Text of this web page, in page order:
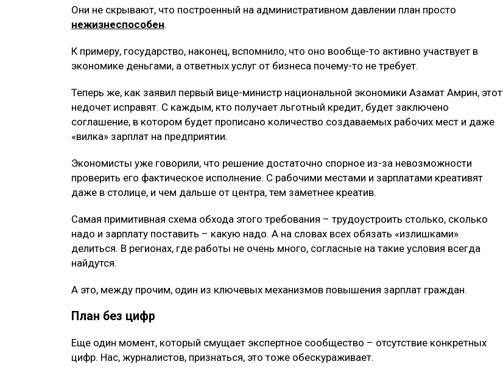
Они не скрывают, что построенный на административном давлении план просто
нежизнеспособен.
К примеру, государство, наконец, вспомнило, что оно вообще-то активно участвует в
экономике деньгами, а ответных услуг от бизнеса почему-то не требует.
Теперь же, как заявил первый вице-министр национальной экономики Азамат Амрин, этот
недочет исправят. С каждым, кто получает льготный кредит, будет заключено
соглашение, в котором будет прописано количество создаваемых рабочих мест и даже
«вилка» зарплат на предприятии.
Экономисты уже говорили, что решение достаточно спорное из-за невозможности
проверить его фактическое исполнение. С рабочими местами и зарплатами креативят
даже в столице, и чем дальше от центра, тем заметнее креатив.
Самая примитивная схема обхода этого требования – трудоустроить столько, сколько
надо и зарплату поставить – какую надо. А на словах всех обязать «излишками»
делиться. В регионах, где работы не очень много, согласные на такие условия всегда
найдутся.
А это, между прочим, один из ключевых механизмов повышения зарплат граждан.
План без цифр
Еще один момент, который смущает экспертное сообщество – отсутствие конкретных
цифр. Нас, журналистов, признаться, это тоже обескураживает.